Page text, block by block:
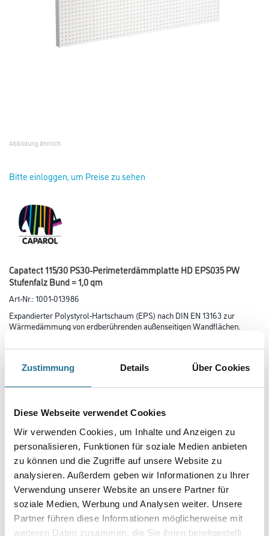
Zustimmung Details Über Cookies
Diese Webseite verwendet Cookies
Wir verwenden Cookies, um Inhalte und Anzeigen zu
personalisieren, Funktionen für soziale Medien anbieten
zu können und die Zugriffe auf unsere Website zu
analysieren. Außerdem geben wir Informationen zu Ihrer
Verwendung unserer Website an unsere Partner für
soziale Medien, Werbung und Analysen weiter. Unsere
Partner führen diese Informationen möglicherweise mit
weiteren Daten zusammen, die Sie ihnen bereitgestellt
Abbildung ähnlich
Bitte einloggen, um Preise zu sehen
Capatect 115/30 PS30-Perimeterdämmplatte HD EPS035 PW
Stufenfalz Bund = 1,0 qm
Art-Nr.:1001-013986
Expandierter Polystyrol-Hartschaum (EPS) nach DIN EN 13163 zur
Wärmedämmung von erdberührenden außenseitigen Wandflächen.
Länge in centimeter
Gebinde
Plattenstärke